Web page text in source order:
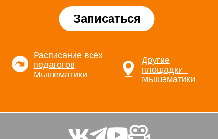
Записаться
Расписание всех
педагогов
Мышематики
Другие
площадки
Мышематики